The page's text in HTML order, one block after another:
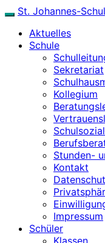
Skip
content
Toggle
navigation
St. Johannes-
Aktuelles
Schule
Sekretariat
Kollegium
Stunden-
Kontakt
Impressum
Schüler
Klassen